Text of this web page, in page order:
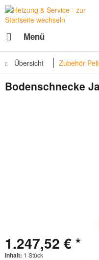
Menü
Übersicht Zubehör
Bodenschnecke
1.247,52 € *
Inhalt: 1 Stück